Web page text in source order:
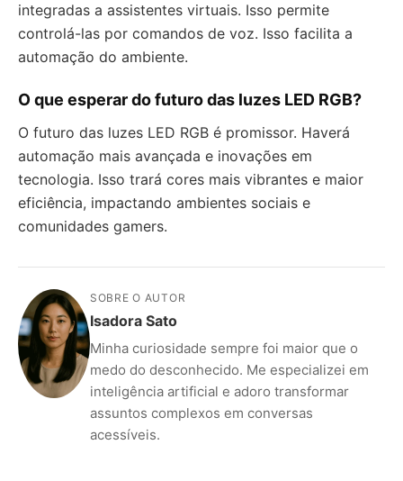
integradas a assistentes virtuais. Isso permite
controlá-las por comandos de voz. Isso facilita a
automação do ambiente.
O que esperar do futuro das luzes LED RGB?
O futuro das luzes LED RGB é promissor. Haverá
automação mais avançada e inovações em
tecnologia. Isso trará cores mais vibrantes e maior
eficiência, impactando ambientes sociais e
comunidades gamers.
SOBRE O AUTOR
Isadora Sato
Minha curiosidade sempre foi maior que o
medo do desconhecido. Me especializei em
inteligência artificial e adoro transformar
assuntos complexos em conversas
acessíveis.